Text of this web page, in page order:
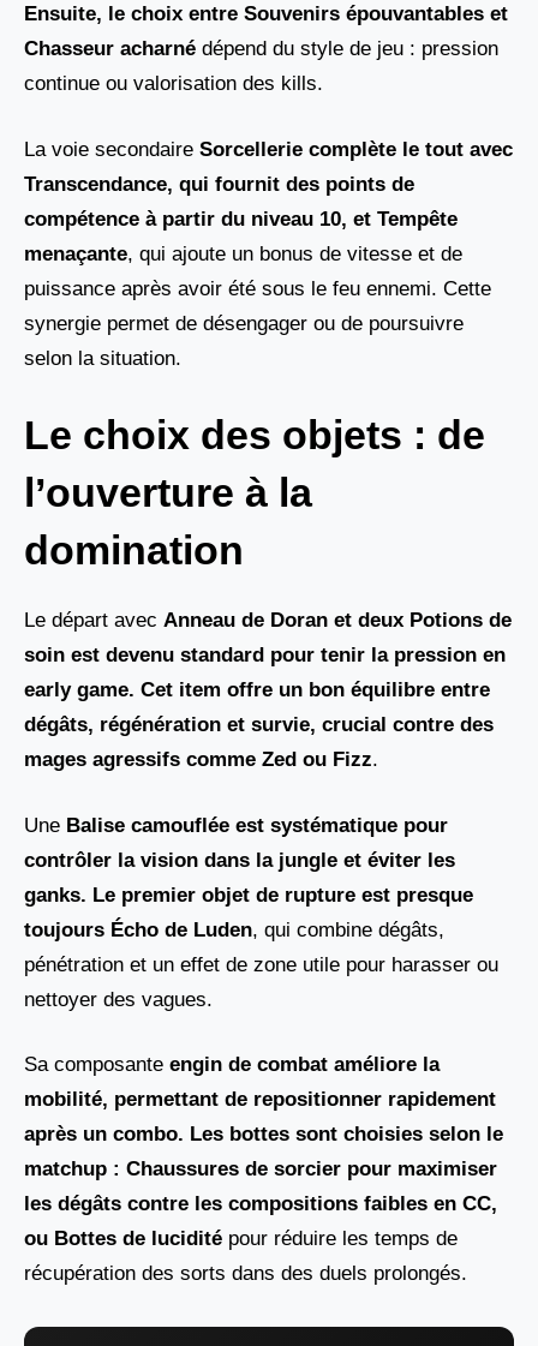
Ensuite, le choix entre Souvenirs épouvantables et
Chasseur acharné dépend du style de jeu : pression
continue ou valorisation des kills.
La voie secondaire Sorcellerie complète le tout avec
Transcendance, qui fournit des points de
compétence à partir du niveau 10, et Tempête
menaçante, qui ajoute un bonus de vitesse et de
puissance après avoir été sous le feu ennemi. Cette
synergie permet de désengager ou de poursuivre
selon la situation.
Le choix des objets : de
l’ouverture à la
domination
Le départ avec Anneau de Doran et deux Potions de
soin est devenu standard pour tenir la pression en
early game. Cet item offre un bon équilibre entre
dégâts, régénération et survie, crucial contre des
mages agressifs comme Zed ou Fizz.
Une Balise camouflée est systématique pour
contrôler la vision dans la jungle et éviter les
ganks. Le premier objet de rupture est presque
toujours Écho de Luden, qui combine dégâts,
pénétration et un effet de zone utile pour harasser ou
nettoyer des vagues.
Sa composante engin de combat améliore la
mobilité, permettant de repositionner rapidement
après un combo. Les bottes sont choisies selon le
matchup : Chaussures de sorcier pour maximiser
les dégâts contre les compositions faibles en CC,
ou Bottes de lucidité pour réduire les temps de
récupération des sorts dans des duels prolongés.